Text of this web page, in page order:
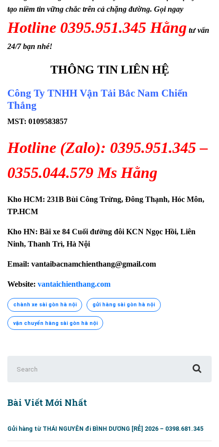
tạo niềm tin vững chắc trên cả chặng đường. Gọi ngay
Hotline 0395.951.345 Hằng tư vấn
24/7 bạn nhé!
THÔNG TIN LIÊN HỆ
Công Ty TNHH Vận Tải Bắc Nam Chiến
Thắng
MST: 0109583857
Hotline (Zalo): 0395.951.345 –
0355.044.579 Ms Hằng
Kho HCM: 231B Bùi Công Trừng, Đông Thạnh, Hóc Môn,
TP.HCM
Kho HN: Bãi xe 84 Cuối đường đôi KCN Ngọc Hồi, Liên
Ninh, Thanh Trì, Hà Nội
Email: vantaibacnamchienthang@gmail.com
Website: vantaichienthang.com
chành xe sài gòn hà nội gửi hàng sài gòn hà nội
vận chuyển hàng sài gòn hà nội
for:
Bài Viết Mới Nhất
Gửi hàng từ THÁI NGUYÊN đi BÌNH DƯƠNG [RẺ] 2026 – 0398.681.345